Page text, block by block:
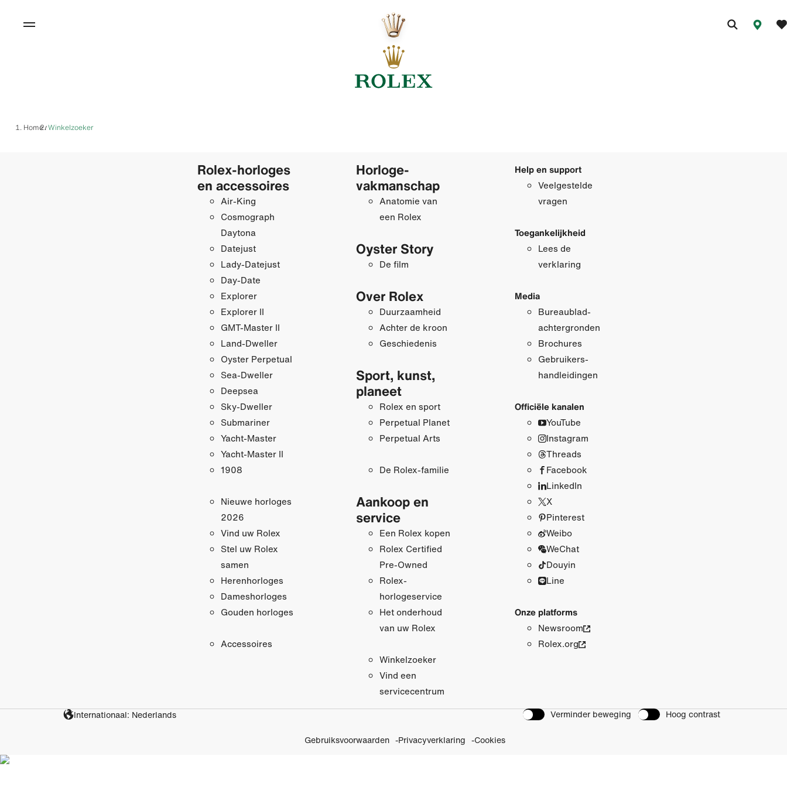
Home/Winkelzoeker
Rolex-horloges
en accessoires
Air-King
Cosmograph
Daytona
Datejust
Lady-Datejust
Day-Date
Explorer
Explorer II
GMT-Master II
Land-Dweller
Oyster Perpetual
Sea-Dweller
Deepsea
Sky-Dweller
Submariner
Yacht-Master
Yacht-Master II
1908
Nieuwe horloges
2026
Vind uw Rolex
Stel uw Rolex
samen
Herenhorloges
Dameshorloges
Gouden horloges
Accessoires
Horloge­
vakmanschap
Anatomie van
een Rolex
Oyster Story
De film
Over Rolex
Duurzaamheid
Achter de kroon
Geschiedenis
Sport, kunst,
planeet
Rolex en sport
Perpetual Planet
Perpetual Arts
De Rolex-familie
Aankoop en
service
Een Rolex kopen
Rolex Certified
Pre‑Owned
Rolex-
horlogeservice
Het onderhoud
van uw Rolex
Winkelzoeker
Vind een
servicecentrum
Help en support
Veelgestelde
vragen
Toegankelijkheid
Lees de
verklaring
Media
Bureaublad­
achtergronden
Brochures
Gebruikers­
handleidingen
Officiële kanalen
YouTube
Instagram
Threads
Facebook
LinkedIn
X
Pinterest
Weibo
WeChat
Douyin
Line
Onze platforms
Newsroom
Rolex.org
Internationaal: Nederlands Verminder beweging Hoog contrast
Gebruiksvoorwaarden Privacyverklaring Cookies